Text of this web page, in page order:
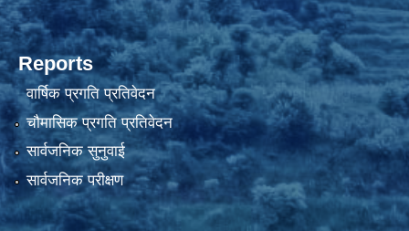
Reports
वार्षिक प्रगति प्रतिवेदन
चौमासिक प्रगति प्रतिवेदन
सार्वजनिक सुनुवाई
सार्वजनिक परीक्षण